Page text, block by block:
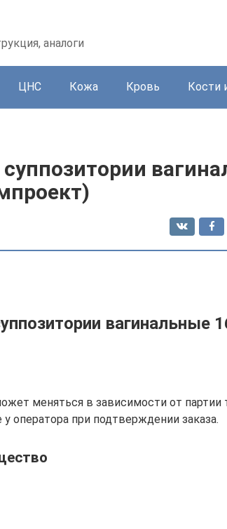
аналоги
ЦНС Кожа Кровь
вагинальные
меняться в зависимости от партии
оператора при подтверждении заказа.